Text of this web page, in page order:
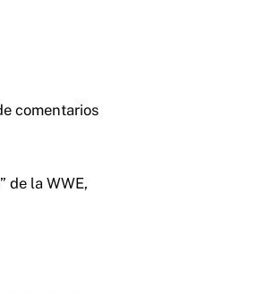
comentarios
de la WWE,